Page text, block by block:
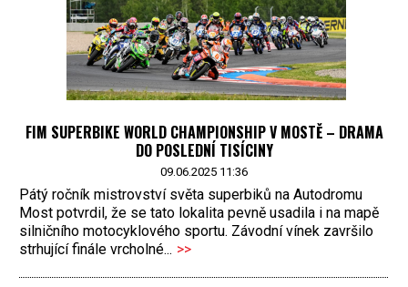
FIM SUPERBIKE WORLD CHAMPIONSHIP V MOSTĚ – DRAMA
DO POSLEDNÍ TISÍCINY
09.06.2025 11:36
Pátý ročník mistrovství světa superbiků na Autodromu
Most potvrdil, že se tato lokalita pevně usadila i na mapě
silničního motocyklového sportu. Závodní vínek završilo
strhující finále vrcholné... >>